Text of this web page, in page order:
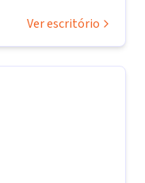
Ver escritório